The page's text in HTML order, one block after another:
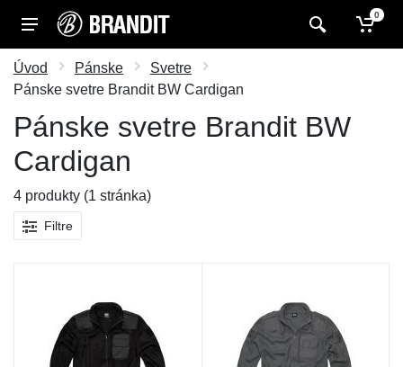
0
Úvod Pánske
Svetre
Pánske svetre Brandit BW Cardigan
Pánske svetre Brandit BW
Cardigan
4 produkty (1 stránka)
Filtre